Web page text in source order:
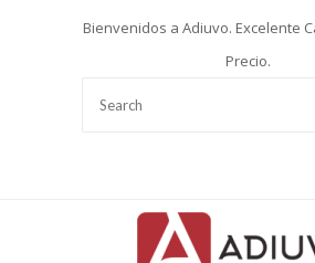
Bienvenidos a Adiuvo. Excelente
Precio.